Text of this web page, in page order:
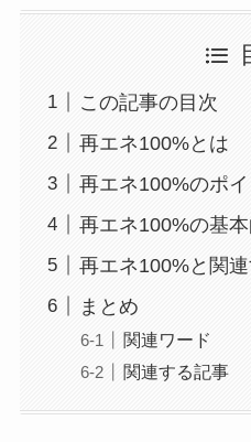
この記事の目次
再エネ100%とは
再エネ100%のポイ
再エネ100%の基
再エネ100%と関
まとめ
関連ワード
関連する記事